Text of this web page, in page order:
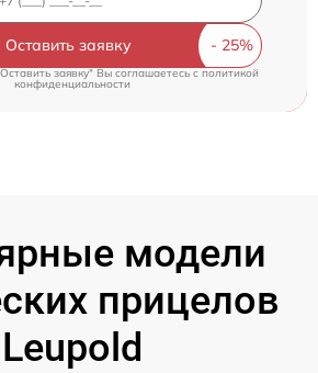
Оставить заявку
заявку" Вы соглашаетесь c политикой
конфиденциальности
модели
прицелов
Leupold